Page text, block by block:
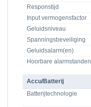
Responstijd
Input vermogensfactor
Geluidsniveau
Spanningsbeveiliging
Geluidsalarm(en)
Hoorbare alarmstanden
Accu/Batterij
Batterijtechnologie